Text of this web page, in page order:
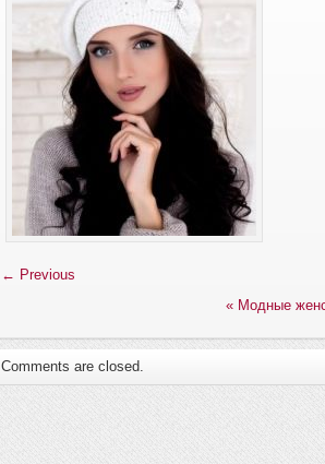
← Previous
« Модные
Comments are closed.